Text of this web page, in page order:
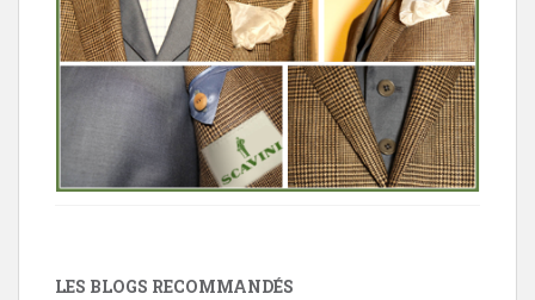
LES BLOGS RECOMMANDÉS